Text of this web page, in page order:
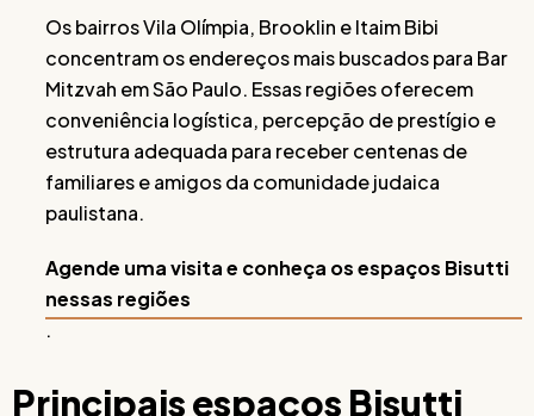
Os bairros Vila Olímpia, Brooklin e Itaim Bibi
concentram os endereços mais buscados para Bar
Mitzvah em São Paulo. Essas regiões oferecem
conveniência logística, percepção de prestígio e
estrutura adequada para receber centenas de
familiares e amigos da comunidade judaica
paulistana.
Agende uma visita e conheça os espaços Bisutti
nessas regiões
.
Principais espaços Bisutti